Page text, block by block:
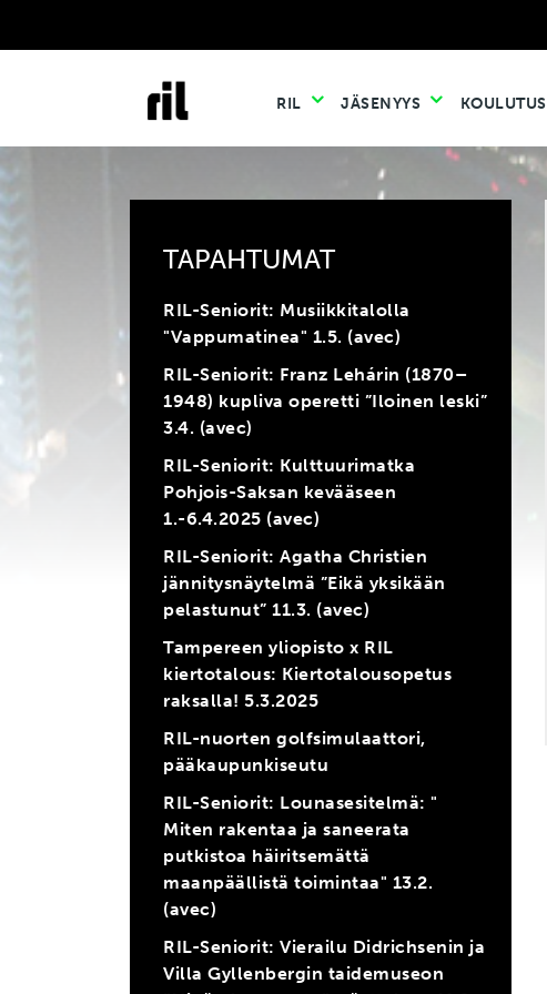
RIL JÄSENYYS KOULUTUS
TAPAHTUMAT
RIL-Seniorit: Musiikkitalolla
"Vappumatinea" 1.5. (avec)
RIL-Seniorit: Franz Lehárin (1870–
1948) kupliva operetti ”Iloinen leski”
3.4. (avec)
RIL-Seniorit: Kulttuurimatka
Pohjois-Saksan kevääseen
1.-6.4.2025 (avec)
RIL-Seniorit: Agatha Christien
jännitysnäytelmä ”Eikä yksikään
pelastunut” 11.3. (avec)
Tampereen yliopisto x RIL
kiertotalous: Kiertotalousopetus
raksalla! 5.3.2025
RIL-nuorten golfsimulaattori,
pääkaupunkiseutu
RIL-Seniorit: Lounasesitelmä: "
Miten rakentaa ja saneerata
putkistoa häiritsemättä
maanpäällistä toimintaa" 13.2.
(avec)
RIL-Seniorit: Vierailu Didrichsenin ja
Villa Gyllenbergin taidemuseon